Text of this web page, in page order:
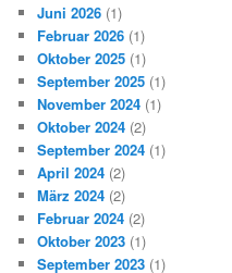
Juni 2026 (1)
Februar 2026 (1)
Oktober 2025 (1)
September 2025 (1)
November 2024 (1)
Oktober 2024 (2)
September 2024 (1)
April 2024 (2)
März 2024 (2)
Februar 2024 (2)
Oktober 2023 (1)
September 2023 (1)